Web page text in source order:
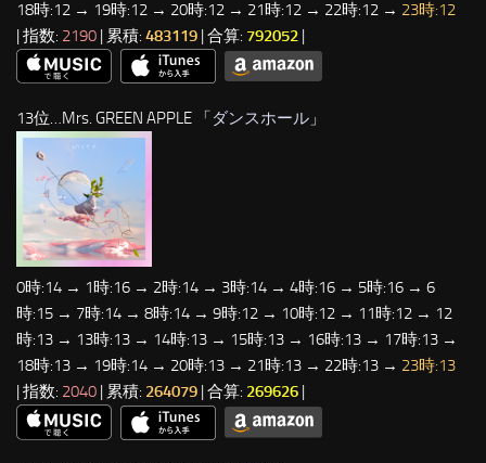
18時:12 → 19時:12 → 20時:12 → 21時:12 → 22時:12 → 23時:12
| 指数: 2190 | 累積: 483119 | 合算: 792052 |
13位…Mrs. GREEN APPLE 「 ダンスホール 」
0時:14 → 1時:16 → 2時:14 → 3時:14 → 4時:16 → 5時:16 → 6
時:15 → 7時:14 → 8時:14 → 9時:12 → 10時:12 → 11時:12 → 12
時:13 → 13時:13 → 14時:13 → 15時:13 → 16時:13 → 17時:13 →
18時:13 → 19時:14 → 20時:13 → 21時:13 → 22時:13 → 23時:13
| 指数: 2040 | 累積: 264079 | 合算: 269626